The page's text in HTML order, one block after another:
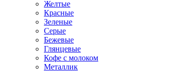
Желтые
Красные
Зеленые
Серые
Бежевые
Глянцевые
Кофе с молоком
Металлик